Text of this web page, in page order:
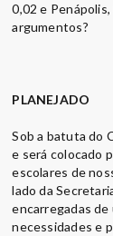
0,02 e
argumentos?
PLANEJADO
Sob a batuta do
e será colocado
escolares de
lado da
encarregadas
necessidades e